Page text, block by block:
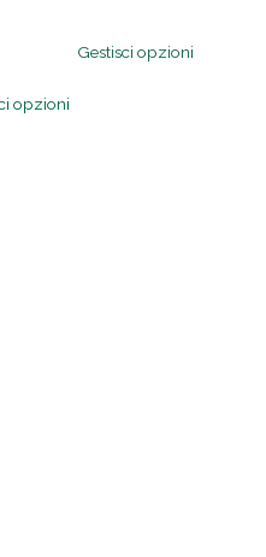
Gestisci opzioni
opzioni